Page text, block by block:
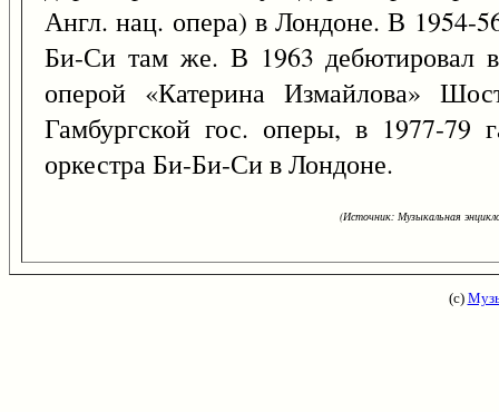
Англ. нац. опера) в Лондоне. В 1954-
Би-Си там же. В 1963 дебютировал
оперой «Катерина Измайлова»
Гамбургской гос. оперы, в 1977-79
оркестра Би-Би-Си в Лондоне.
(Источник: Музыкальная
(с)